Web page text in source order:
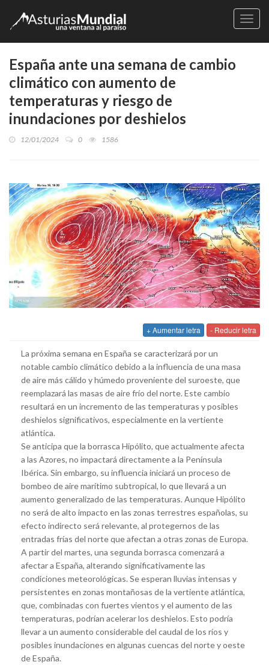
España ante una semana de cambio
climático con aumento de
temperaturas y riesgo de
inundaciones por deshielos
12/01/2024 0 1586
+ Aumentar letra - Reducir letra
La próxima semana en España se caracterizará por un
notable cambio climático debido a la influencia de una masa
de aire más cálido y húmedo proveniente del suroeste, que
reemplazará las masas de aire frío del norte. Este cambio
resultará en un incremento de las temperaturas y posibles
deshielos significativos, especialmente en la vertiente
atlántica.
Se anticipa que la borrasca Hipólito, que actualmente afecta
a las Azores, no impactará directamente a la Península
Ibérica. Sin embargo, su influencia iniciará un proceso de
bombeo de aire marítimo subtropical, lo que llevará a un
aumento generalizado de las temperaturas. Aunque Hipólito
no será de alto impacto en las zonas terrestres españolas, su
efecto indirecto será relevante, al protegernos de las
entradas frías del norte que afectan a otras zonas de Europa.
A partir del martes, una segunda borrasca comenzará a
afectar a España, alterando significativamente las
condiciones meteorológicas. Se esperan lluvias intensas y
persistentes en zonas montañosas de la vertiente atlántica,
que, combinadas con fuertes vientos y el aumento de las
temperaturas, podrían acelerar los deshielos. Esto podría
llevar a un aumento considerable del caudal de los ríos y
posibles inundaciones en algunas cuencas del norte y oeste
de España.